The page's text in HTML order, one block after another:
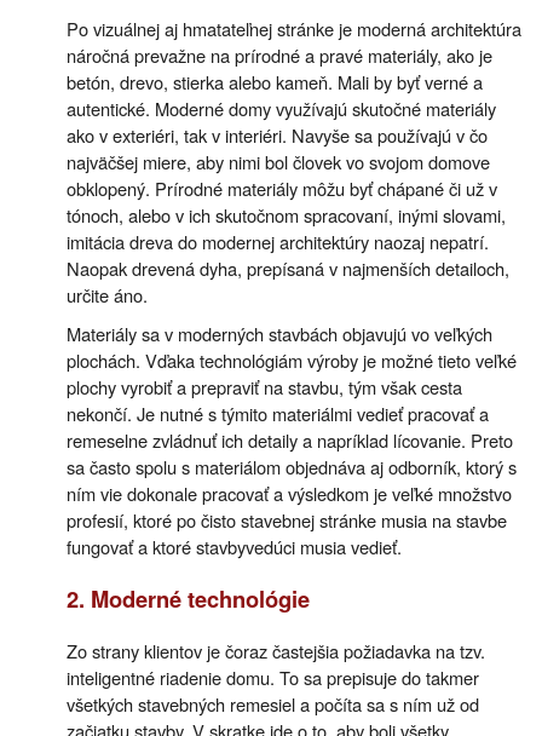
Po vizuálnej aj hmatateľnej stránke je moderná architektúra
náročná prevažne na prírodné a pravé materiály, ako je
betón, drevo, stierka alebo kameň. Mali by byť verné a
autentické. Moderné domy využívajú skutočné materiály
ako v exteriéri, tak v interiéri. Navyše sa používajú v čo
najväčšej miere, aby nimi bol človek vo svojom domove
obklopený. Prírodné materiály môžu byť chápané či už v
tónoch, alebo v ich skutočnom spracovaní, inými slovami,
imitácia dreva do modernej architektúry naozaj nepatrí.
Naopak drevená dyha, prepísaná v najmenších detailoch,
určite áno.
Materiály sa v moderných stavbách objavujú vo veľkých
plochách. Vďaka technológiám výroby je možné tieto veľké
plochy vyrobiť a prepraviť na stavbu, tým však cesta
nekončí. Je nutné s týmito materiálmi vedieť pracovať a
remeselne zvládnuť ich detaily a napríklad lícovanie. Preto
sa často spolu s materiálom objednáva aj odborník, ktorý s
ním vie dokonale pracovať a výsledkom je veľké množstvo
profesií, ktoré po čisto stavebnej stránke musia na stavbe
fungovať a ktoré stavbyvedúci musia vedieť.
2. Moderné technológie
Zo strany klientov je čoraz častejšia požiadavka na tzv.
inteligentné riadenie domu. To sa prepisuje do takmer
všetkých stavebných remesiel a počíta sa s ním už od
začiatku stavby. V skratke ide o to, aby boli všetky